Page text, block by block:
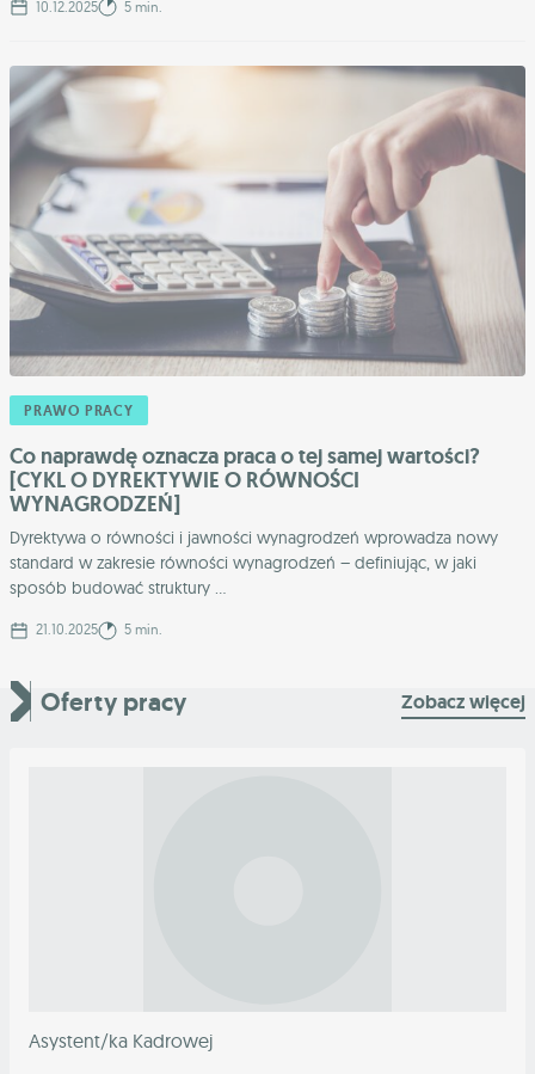
10.12.2025 5 min.
PRAWO PRACY
Co naprawdę oznacza praca o tej samej wartości?
[CYKL O DYREKTYWIE O RÓWNOŚCI
WYNAGRODZEŃ]
Dyrektywa o równości i jawności wynagrodzeń wprowadza nowy
standard w zakresie równości wynagrodzeń – definiując, w jaki
sposób budować struktury ...
21.10.2025 5 min.
Oferty pracy Zobacz więcej
Asystent/ka Kadrowej